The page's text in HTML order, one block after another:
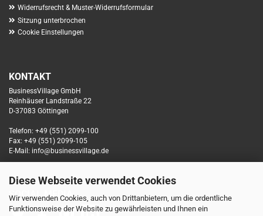
Diese Webseite verwendet Cookies
Wir verwenden Cookies, auch von Drittanbietern, um die ordentliche
Funktionsweise der Website zu gewährleisten und Ihnen ein
Widerrufsrecht & Muster-Widerrufsformular
Sitzung unterbrochen
Cookie Einstellungen
KONTAKT
BusinessVillage GmbH
Reinhäuser Landstraße 22
D-37083 Göttingen
Telefon: +49 (551) 2099-100
Fax: +49 (551) 2099-105
E-Mail: info@businessvillage.de
SOCIAL MEDIA